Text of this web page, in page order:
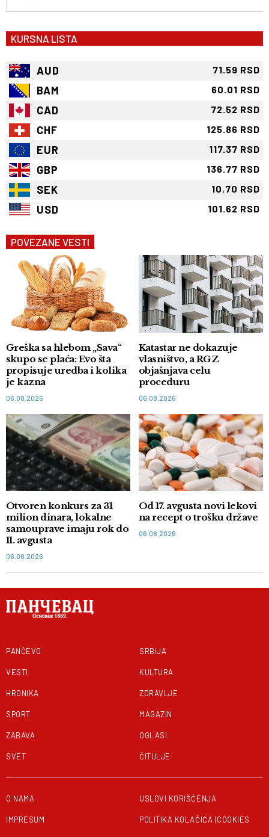
KURSNA LISTA
AUD 71.59 RSD
BAM 60.01 RSD
CAD 72.52 RSD
CHF 125.86 RSD
EUR 117.37 RSD
GBP 136.77 RSD
SEK 10.70 RSD
USD 101.62 RSD
POVEZANE VESTI
Greška sa hlebom „Sava“
skupo se plaća: Evo šta
propisuje uredba i kolika
je kazna
06.08.2026
Katastar ne dokazuje
vlasništvo, a RGZ
objašnjava celu
proceduru
06.08.2026
Otvoren konkurs za 31
milion dinara, lokalne
samouprave imaju rok do
11. avgusta
06.08.2026
Od 17. avgusta novi lekovi
na recept o trošku države
06.08.2026
PANČEVO
VESTI
HRONIKA
SPORT
ZABAVA
SVET
SRBIJA
KULTURA
ZDRAVLJE
MAGAZIN
OGLASI
ČITULJE
O NAMA
IMPRESUM
USLOVI KORIŠĆENJA
POLITIKA KOLAČIĆA (COOKIES